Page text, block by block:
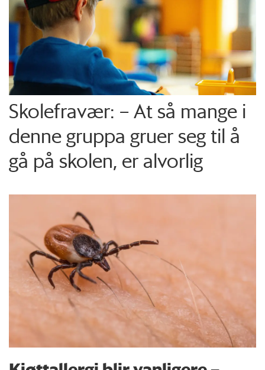
Skolefravær: – At så mange i
denne gruppa gruer seg til å
gå på skolen, er alvorlig